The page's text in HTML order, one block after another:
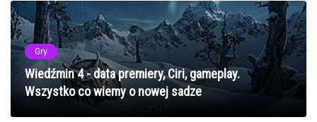
Gry
Wiedźmin 4 - data premiery, Ciri, gameplay.
Wszystko co wiemy o nowej sadze